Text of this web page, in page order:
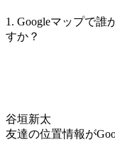
1. Googleマップで誰
すか？
谷垣新太
友達の位置情報が